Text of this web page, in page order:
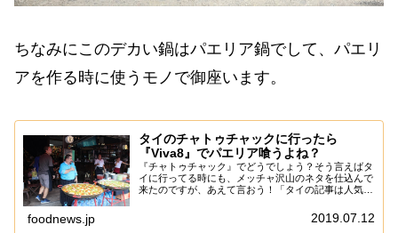
ちなみにこのデカい鍋はパエリア鍋でして、パエリ
アを作る時に使うモノで御座います。
タイのチャトゥチャックに行ったら
『Viva8』でパエリア喰うよね？
『チャトゥチャック』でどうでしょう？そう言えばタ
イに行ってる時にも、メッチャ沢山のネタを仕込んで
来たのですが、あえて言おう！「タイの記事は人気が
否めず、そんなもんかな～と。と、言う訳で素材と
foodnews.jp 2019.07.12